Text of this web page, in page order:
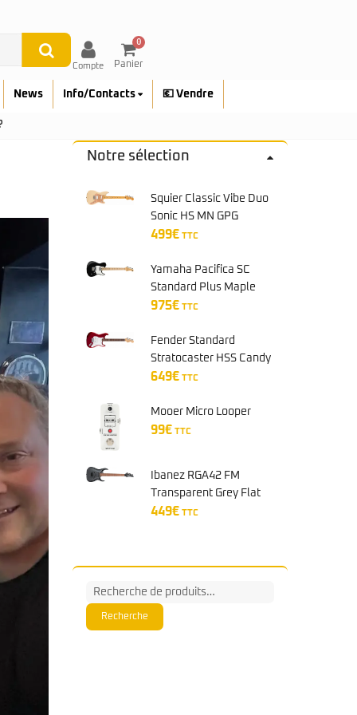
Compte
0
Panier
News Info/Contacts 💶 Vendre
Notre sélection
Squier Classic Vibe Duo
Sonic HS MN GPG
Desert Sand
499€ TTC
Yamaha Pacifica SC
Standard Plus Maple
Black Metallic
975€ TTC
Fender Standard
Stratocaster HSS Candy
Cola
649€ TTC
Mooer Micro Looper
99€ TTC
Ibanez RGA42 FM
Transparent Grey Flat
449€ TTC
Recherche
pour :
Recherche